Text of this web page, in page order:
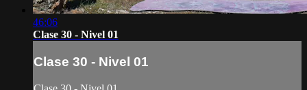
46:06
Clase 30 - Nivel 01
Clase 30 - Nivel 01